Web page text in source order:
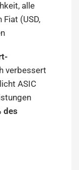
alle
(USD,
verbessert
ASIC
des